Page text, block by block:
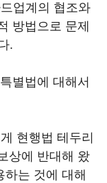
업계의 협조와
방법으로 문제
.
별법에 대해서
현행법 테두리
상에 반대해 왔
는 것에 대해